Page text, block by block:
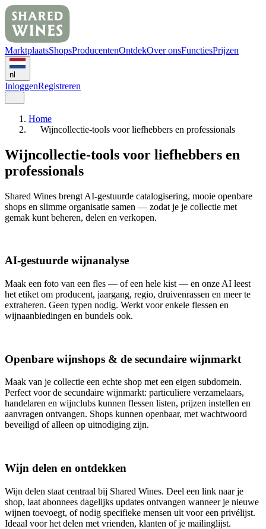
MarktplaatsShopsProducentenOntdekOver onsFunctiesPrijzen
nl
InloggenRegistreren
Home
Wijncollectie-tools voor liefhebbers en professionals
Wijncollectie-tools voor liefhebbers en
professionals
Shared Wines brengt AI-gestuurde catalogisering, mooie openbare
shops en slimme organisatie samen — zodat je je collectie met
gemak kunt beheren, delen en verkopen.
AI-gestuurde wijnanalyse
Maak een foto van een fles — of een hele kist — en onze AI leest
het etiket om producent, jaargang, regio, druivenrassen en meer te
extraheren. Geen typen nodig. Werkt voor enkele flessen en
wijnaanbiedingen en bundels ook.
Openbare wijnshops & de secundaire wijnmarkt
Maak van je collectie een echte shop met een eigen subdomein.
Perfect voor de secundaire wijnmarkt: particuliere verzamelaars,
handelaren en wijnclubs kunnen flessen listen, prijzen instellen en
aanvragen ontvangen. Shops kunnen openbaar, met wachtwoord
beveiligd of alleen op uitnodiging zijn.
Wijn delen en ontdekken
Wijn delen staat centraal bij Shared Wines. Deel een link naar je
shop, laat abonnees dagelijks updates ontvangen wanneer je nieuwe
wijnen toevoegt, of nodig specifieke mensen uit voor een privélijst.
Ideaal voor het delen met vrienden, klanten of je mailinglijst.